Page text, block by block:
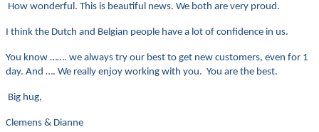
How wonderful. This is beautiful news. We both are very proud.
I think the Dutch and Belgian people have a lot of confidence in us.
You know ……. we always try our best to get new customers, even for 1
day. And …. We really enjoy working with you. You are the best.
Big hug,
Clemens & Dianne